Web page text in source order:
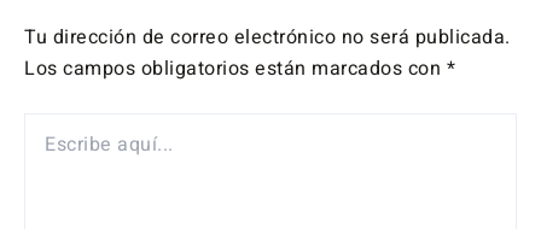
Tu dirección de correo electrónico no será publicada.
Los campos obligatorios están marcados con *
AQUÍ...